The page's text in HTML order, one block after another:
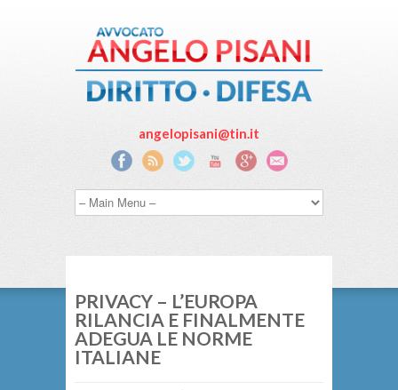
angelopisani@tin.it
PRIVACY – L’EUROPA
RILANCIA E FINALMENTE
ADEGUA LE NORME
ITALIANE